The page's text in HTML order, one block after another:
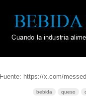
Fuente: https://x.com/
bebida queso